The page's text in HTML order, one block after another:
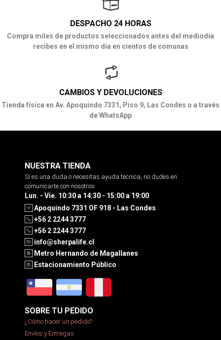
DESPACHO 24 HORAS
Compra miles de productos seleccionados antes del mediodía
recibes en el mismo día en cientos de comunas
CAMBIOS Y DEVOLUCIONES
Tienda física en Av. Apoquindo 7331, Piso 9, Las Condes o a través
de WhatsApp
NUESTRA TIENDA
Si es una duda o necesitas ayuda tecnica, no dudes en
comunicarte con nosotros
Lun. - Vie. 10:30 a 14:30 - 15:00 a 19:00
Apoquindo 7331 OF 918 - Las Condes
+56 2 2244 3777
+56 2 2244 3777
info@sherpalife.cl
Metro Hernando de Magallanes
Estacionamiento Público
SOBRE TU PEDIDO
¿Cómo hacer un pedido?
Envíos y Entregas